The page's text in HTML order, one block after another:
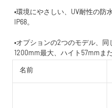
•環境にやさしい、UV耐性の防
•オプションの2つのモデル、
名前